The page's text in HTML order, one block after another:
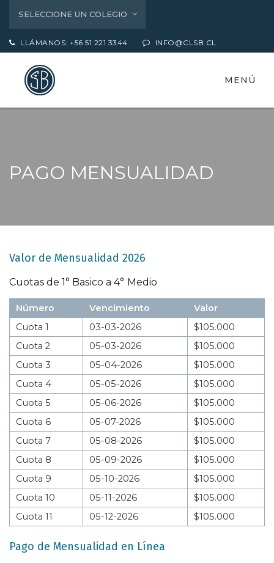
SELECCIONE UN COLEGIO
LLÁMANOS: +56 51 221 3344 INFO@CLSB.CL
MENÚ
PAGO MENSUALIDAD
Valor de Mensualidad 2026
Cuotas de 1° Basico a 4° Medio
Número Vencimiento
Valor
Cuota 1
03-03-2026
$105.000
Cuota 2
05-03-2026
$105.000
Cuota 3
05-04-2026
$105.000
Cuota 4
05-05-2026
$105.000
Cuota 5
05-06-2026
$105.000
Cuota 6
05-07-2026
$105.000
Cuota 7
05-08-2026
$105.000
Cuota 8
05-09-2026
$105.000
Cuota 9
05-10-2026
$105.000
Cuota 10
05-11-2026
$105.000
Cuota 11
05-12-2026 $105.000
Pago de Mensualidad en Línea